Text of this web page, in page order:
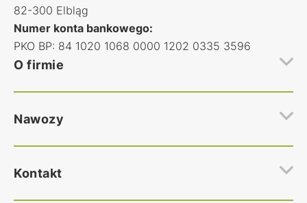
82-300 Elbląg
Numer konta bankowego:
PKO BP: 84 1020 1068 0000 1202 0335 3596
O firmie
Hurtownia nawozów rolniczych Polfert
Polityka prywatności
Najczęstsze pytania
Nawozy
Nawozy Azotowe
Kontakt